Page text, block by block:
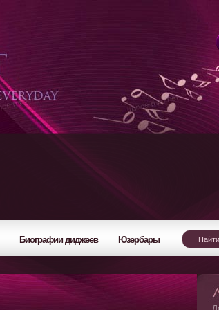
Биографии диджеев Юзербары